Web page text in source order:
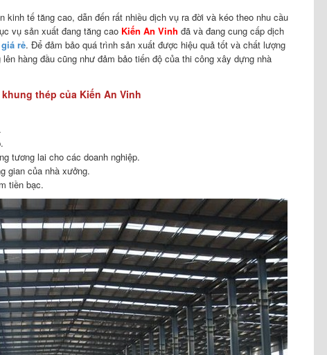
kinh tế tăng cao, dẫn đến rất nhiều dịch vụ ra đời và kéo theo nhu cầu
vụ sản xuất đang tăng cao Kiến An Vinh đã và đang cung cấp dịch
rẻ. Để đảm bảo quá trình sản xuất được hiệu quả tốt và chất lượng
hàng đầu cũng như đảm bảo tiến độ của thi công xây dựng nhà
thép của Kiến An Vinh
tương lai cho các doanh nghiệp.
gian của nhà xưởng.
tiền bạc.